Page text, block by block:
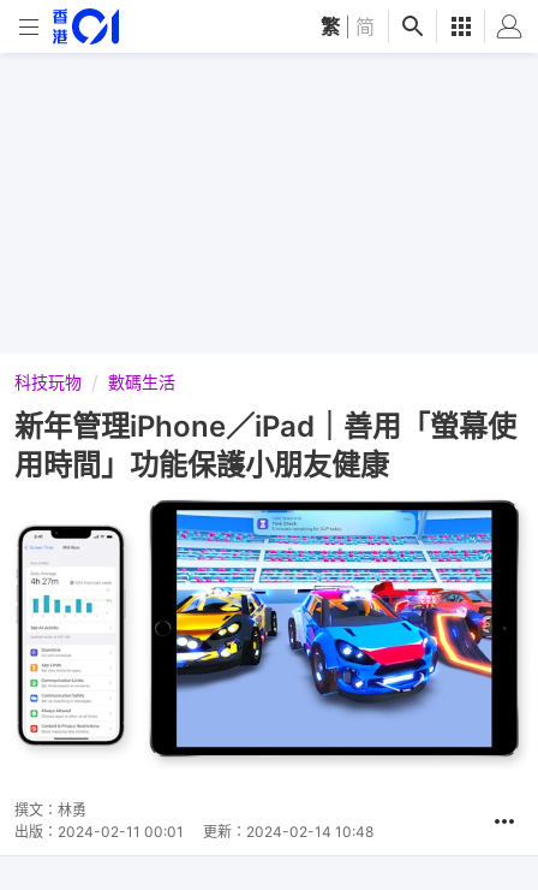
繁 简
科技玩物 數碼生活
新年管理iPhone／iPad｜善用「螢幕使
用時間」功能保護小朋友健康
撰文： 林勇
出版： 2024-02-11 00:01 更新： 2024-02-14 10:48